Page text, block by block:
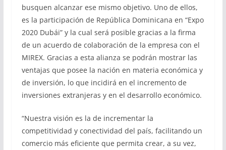
busquen alcanzar ese mismo objetivo. Uno de ellos,
es la participación de República Dominicana en “Expo
2020 Dubái” y la cual será posible gracias a la firma
de un acuerdo de colaboración de la empresa con el
MIREX. Gracias a esta alianza se podrán mostrar las
ventajas que posee la nación en materia económica y
de inversión, lo que incidirá en el incremento de
inversiones extranjeras y en el desarrollo económico.
“Nuestra visión es la de incrementar la
competitividad y conectividad del país, facilitando un
comercio más eficiente que permita crear, a su vez,